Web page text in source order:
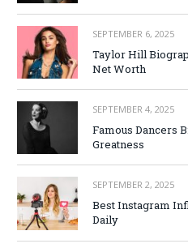
SEPTEMBER 6, 2025
Taylor Hill
Net Worth
SEPTEMBER 4, 2025
Famous Dancers
Greatness
SEPTEMBER 2, 2025
Best Instagram
Daily